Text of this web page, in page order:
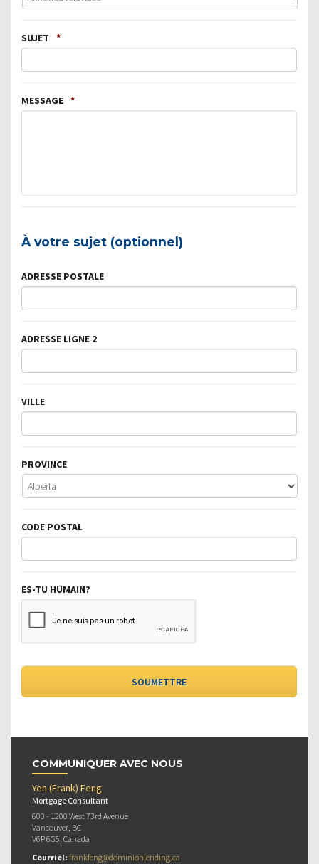
SUJET *
MESSAGE *
À votre sujet (optionnel)
ADRESSE POSTALE
ADRESSE LIGNE 2
VILLE
PROVINCE
CODE POSTAL
ES-TU HUMAIN?
COMMUNIQUER AVEC NOUS
Yen (Frank) Feng
Mortgage Consultant
600 - 1200 West 73rd Avenue
Vancouver, BC
V6P 6G5, Canada
Courriel: frankfeng@dominionlending.ca